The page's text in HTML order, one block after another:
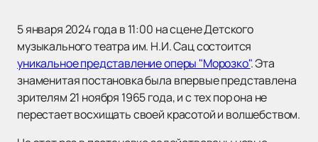
5 января 2024 года в 11:00 на сцене Детского
музыкального театра им. Н.И. Сац состоится
уникальное представление оперы "Морозко". Эта
знаменитая постановка была впервые представлена
зрителям 21 ноября 1965 года, и с тех пор она не
перестает восхищать своей красотой и волшебством.